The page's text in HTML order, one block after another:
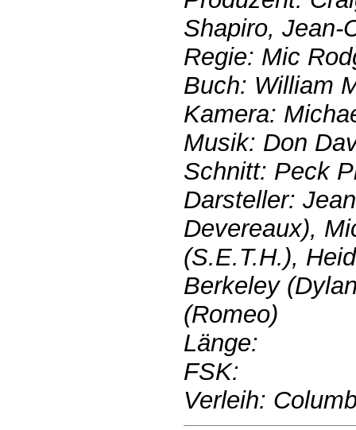
Shapiro, Jean-
Regie: Mic
Buch: William
Kamera:
Musik: Don
Schnitt: Peck
Darsteller:
Devereaux),
(S.E.T.H.),
Berkeley
(Romeo)
Länge:
FSK:
Verleih: